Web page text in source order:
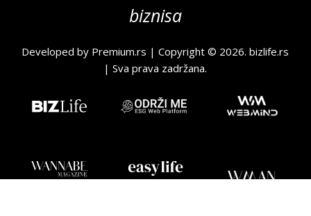
biznisa
Developed by Premium.rs | Copyright © 2026.bizlife.rs
| Sva prava zadržana.